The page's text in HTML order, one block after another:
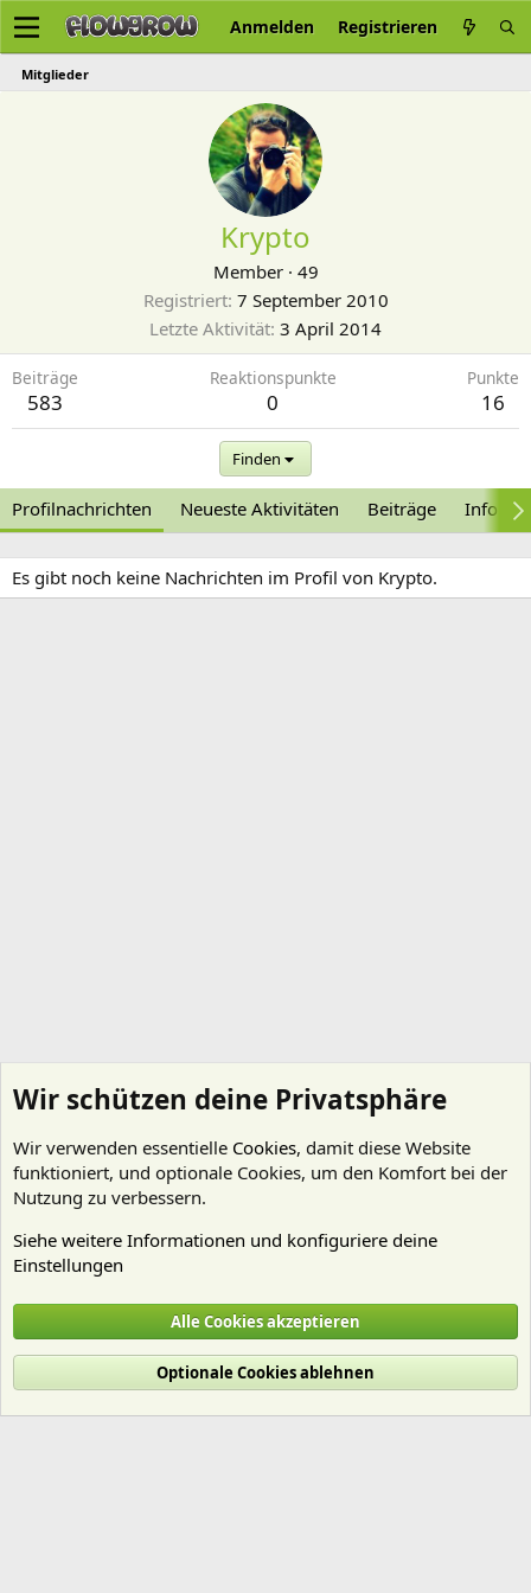
Anmelden Registrieren
Mitglieder
Krypto
Member · 49
Registriert 7 September 2010
Letzte Aktivität 3 April 2014
Beiträge
583
Reaktionspunkte
0
Punkte
16
Finden
Profilnachrichten Neueste Aktivitäten Beiträge
Es gibt noch keine Nachrichten im Profil von Krypto.
Cookies
Deutsch (Du)
Nutzungsbedingungen
Datenschutz Hilfe und Impressum
R
Wir schützen deine Privatsphäre
Wir verwenden essentielle Cookies, damit diese Website
funktioniert, und optionale Cookies, um den Komfort bei der
Nutzung zu verbessern.
Siehe weitere Informationen und konfiguriere deine
Einstellungen
Alle Cookies akzeptieren
Optionale Cookies ablehnen